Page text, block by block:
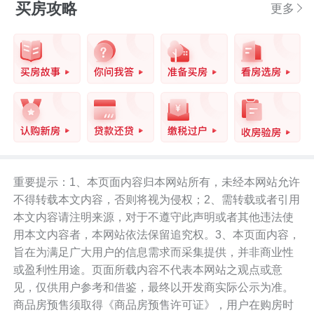
买房攻略 更多
重要提示：1、本页面内容归本网站所有，未经本网站允许
不得转载本文内容，否则将视为侵权；2、需转载或者引用
本文内容请注明来源，对于不遵守此声明或者其他违法使
用本文内容者，本网站依法保留追究权。3、本页面内容，
旨在为满足广大用户的信息需求而采集提供，并非商业性
或盈利性用途。页面所载内容不代表本网站之观点或意
见，仅供用户参考和借鉴，最终以开发商实际公示为准。
商品房预售须取得《商品房预售许可证》，用户在购房时